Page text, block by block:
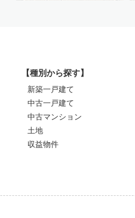
【種別から探す】
新築一戸建て
中古一戸建て
中古マンション
土地
収益物件